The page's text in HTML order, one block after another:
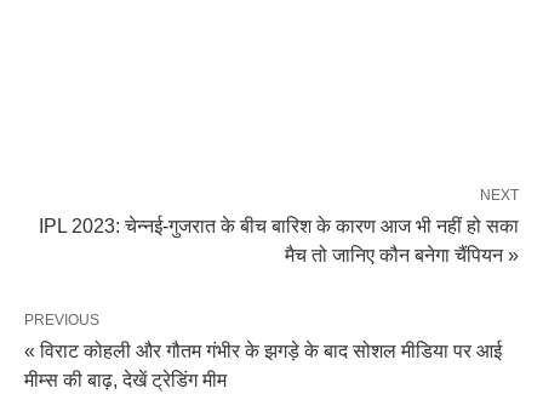
NEXT
IPL 2023: चेन्नई-गुजरात के बीच बारिश के कारण आज भी नहीं हो सका
मैच तो जानिए कौन बनेगा चैंपियन »
PREVIOUS
« विराट कोहली और गौतम गंभीर के झगड़े के बाद ‌सोशल मीडिया पर आई
मीम्स की बाढ़, देखें ट्रेडिंग मीम